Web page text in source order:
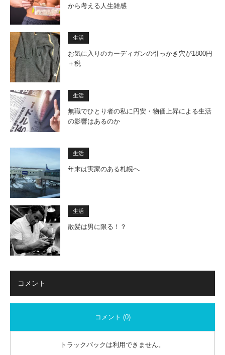
から考える人生雑感
生活
お気に入りのカーディガンの引っかき穴が1800円
＋税
生活
無職でひとり者の私に円安・物価上昇による生活
の影響はあるのか
生活
年末は実家のある札幌へ
生活
散髪は男に限る！？
コメント
コメント (0)
トラックバックは利用できません。